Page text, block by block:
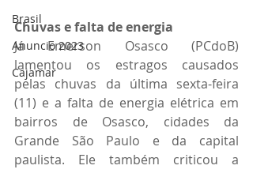
Brasil
Anuncio 2023
Cajamar
Chuvas e falta de energia
Já Emerson Osasco (PCdoB)
lamentou os estragos causados
pelas chuvas da última sexta-feira
(11) e a falta de energia elétrica em
bairros de Osasco, cidades da
Grande São Paulo e da capital
paulista. Ele também criticou a